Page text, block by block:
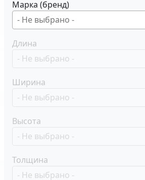
Марка (бренд)
Длина
Ширина
Высота
Толщина